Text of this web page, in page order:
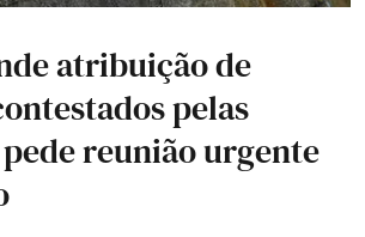
atribuição de
pelas
reunião urgente